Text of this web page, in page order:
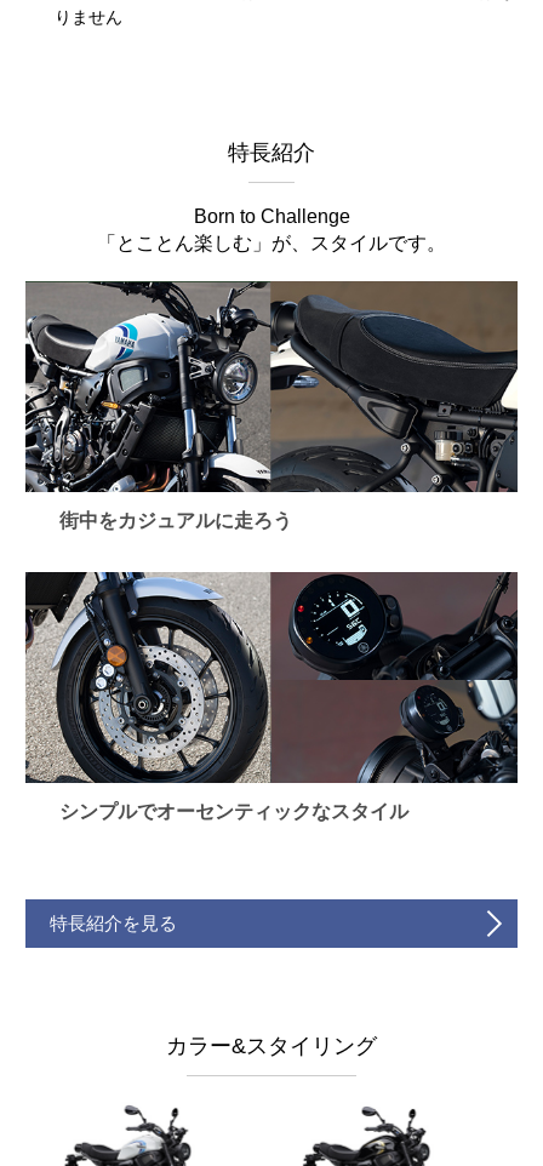
りません
特長紹介
Born to Challenge
「とことん楽しむ」が、スタイルです。
街中をカジュアルに走ろう
シンプルでオーセンティックなスタイル
特長紹介を見る
カラー&スタイリング